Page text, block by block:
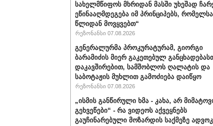
სახელმწიფოს მხრიდან მასში უხეშად
ეწინააღმდეგება იმ პრინციპებს,
წლიდან მოვყვებთ“
რეზონანსი 07.08.2026
გენერალურმა პროკურატურამ, გიორგი
ბარამიძის მიერ გაკეთებულ
დაკავშირებით, სამშობლოს ღალატის და
საბოტაჟის მუხლით გამოძიება დაიწყო
რეზონანსი 07.08.2026
„ისმის განწირული ხმა - კახა, არ
გეხვეწები“ - რა ვიდეოს აქვეყნებს
გაუჩინარებული მოზარდის საქმეზე